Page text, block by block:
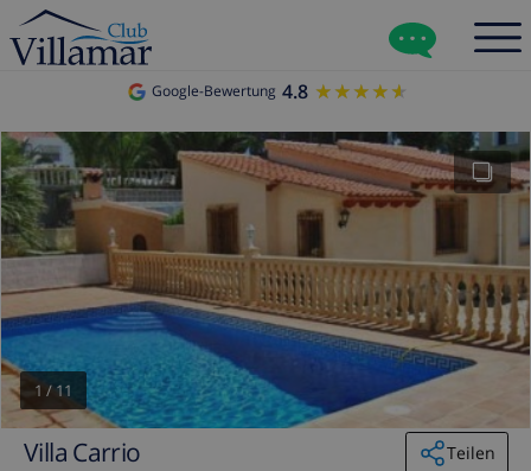
Google-Bewertung 4.8 ★★★★★
★★★★★
1 /11
Villa Carrio
Teilen